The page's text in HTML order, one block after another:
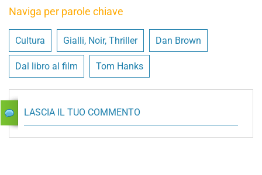
Naviga per parole chiave
Cultura Gialli, Noir, Thriller Dan Brown
Dal libro al film Tom Hanks
LASCIA IL TUO COMMENTO